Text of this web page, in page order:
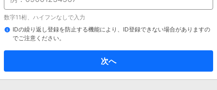
数字11桁、ハイフンなしで入力
IDの繰り返し登録を防止する機能により、ID登録できない場合がありますの
でご注意ください。
次へ